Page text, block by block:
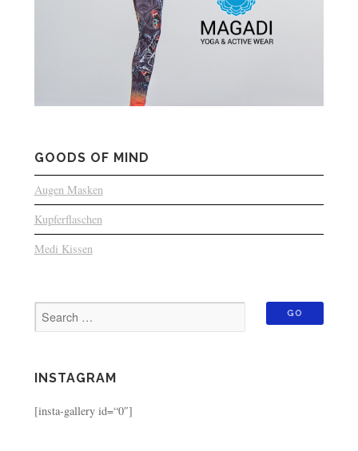
GOODS OF MIND
Augen Masken
Kupferflaschen
Medi Kissen
INSTAGRAM
[insta-gallery id=“0″]